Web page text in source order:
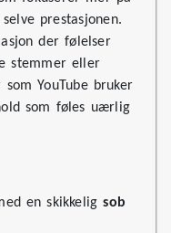
prestasjonen.
der følelser
stemmer eller
YouTube bruker
som føles uærlig
en skikkeligsob